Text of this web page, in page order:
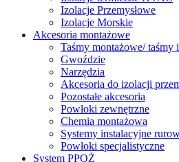
Izolacje Przemysłowe
Izolacje Morskie
Akcesoria montażowe
Taśmy montażowe/ taśmy
Gwoździe
Narzędzia
Akcesoria do izolacji
Pozostałe akcesoria
Powłoki zewnętrzne
Chemia montażowa
Systemy instalacyjne
Powłoki specjalistyczne
System PPOŻ